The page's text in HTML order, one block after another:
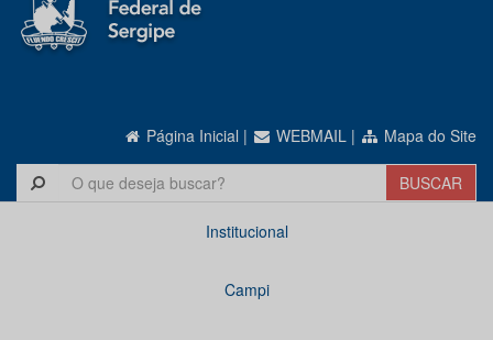
Página Inicial | WEBMAIL | Mapa do Site
Institucional
Campi